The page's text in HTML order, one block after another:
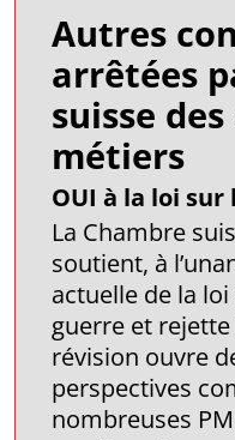
Autres
arrêtées
suisse
métiers
OUI à la loi
La Chambre
soutient, à
actuelle de la
guerre et
révision ouvre
perspectives
nombreuses